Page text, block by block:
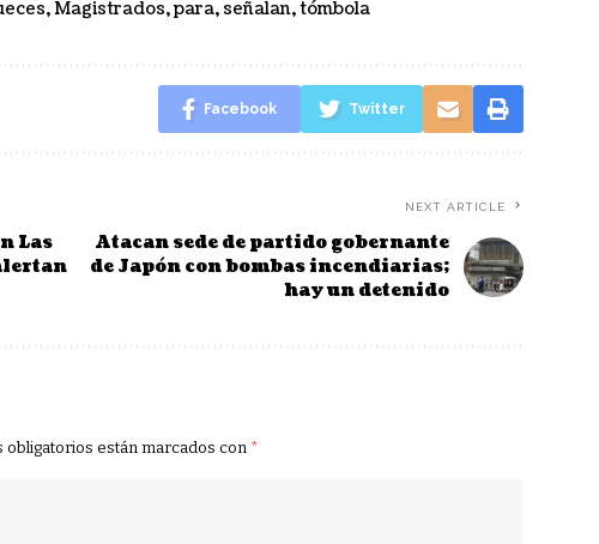
,Magistrados,para, señalan,tómbola
Facebook Twitter
Las
NEXT ARTICLE
Atacan sede de partido gobernante
de Japón con bombas incendiarias;
hay un detenido
obligatorios están marcados con *